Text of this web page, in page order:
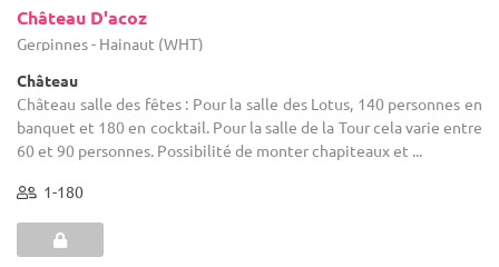
Château D'acoz
Gerpinnes - Hainaut (WHT)
Château
Château salle des fêtes : Pour la salle des Lotus, 140 personnes en
banquet et 180 en cocktail. Pour la salle de la Tour cela varie entre
60 et 90 personnes. Possibilité de monter chapiteaux et ...
1-180